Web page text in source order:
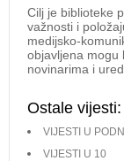
Cilj je biblioteke
važnosti i
medijsko-
objavljena mogu
novinarima i
Ostale vijesti:
VIJESTI U
VIJESTI U 10